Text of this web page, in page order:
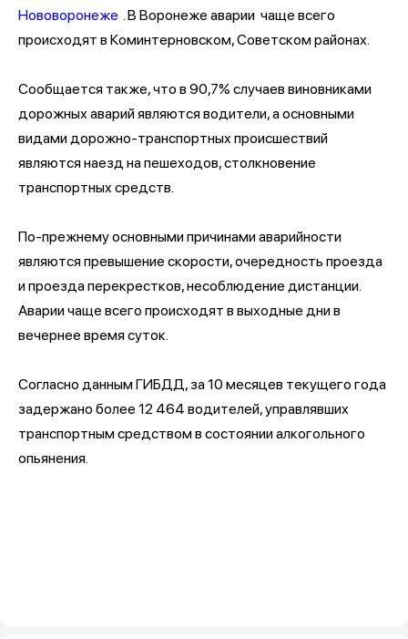
Нововоронеже . В Воронеже аварии чаще всего
происходят в Коминтерновском, Советском районах.
Сообщается также, что в 90,7% случаев виновниками
дорожных аварий являются водители, а основными
видами дорожно-транспортных происшествий
являются наезд на пешеходов, столкновение
транспортных средств.
По-прежнему основными причинами аварийности
являются превышение скорости, очередность проезда
и проезда перекрестков, несоблюдение дистанции.
Аварии чаще всего происходят в выходные дни в
вечернее время суток.
Согласно данным ГИБДД, за 10 месяцев текущего года
задержано более 12 464 водителей, управлявших
транспортным средством в состоянии алкогольного
опьянения.